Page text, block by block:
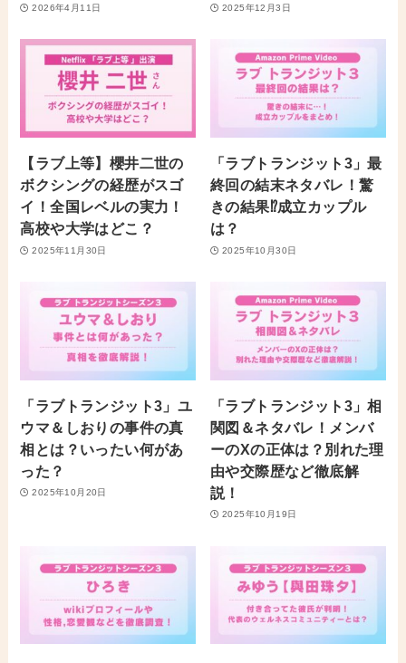
2026年4月11日 2025年12月3日
【ラブ上等】櫻井二世の
ボクシングの経歴がスゴ
イ！全国レベルの実力！
高校や大学はどこ？
2025年11月30日
「ラブトランジット3」最
終回の結末ネタバレ！驚
きの結果⁉︎成立カップル
は？
2025年10月30日
「ラブトランジット3」ユ
ウマ＆しおりの事件の真
相とは？いったい何があ
った？
2025年10月20日
「ラブトランジット3」相
関図＆ネタバレ！メンバ
ーのXの正体は？別れた理
由や交際歴など徹底解
説！
2025年10月19日